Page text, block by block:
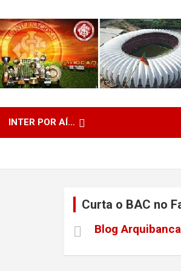
INTER POR AÍ…
Curta o BAC no
Blog